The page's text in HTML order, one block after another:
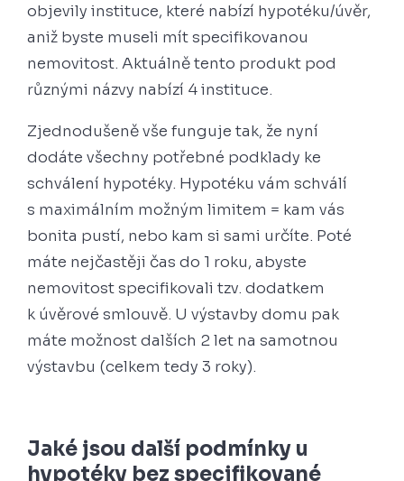
objevily instituce, které nabízí hypotéku/úvěr,
aniž byste museli mít specifikovanou
nemovitost. Aktuálně tento produkt pod
různými názvy nabízí 4 instituce.
Zjednodušeně vše funguje tak, že nyní
dodáte všechny potřebné podklady ke
schválení hypotéky. Hypotéku vám schválí
s maximálním možným limitem = kam vás
bonita pustí, nebo kam si sami určíte. Poté
máte nejčastěji čas do 1 roku, abyste
nemovitost specifikovali tzv. dodatkem
k úvěrové smlouvě. U výstavby domu pak
máte možnost dalších 2 let na samotnou
výstavbu (celkem tedy 3 roky).
Jaké jsou další podmínky u
hypotéky bez specifikované